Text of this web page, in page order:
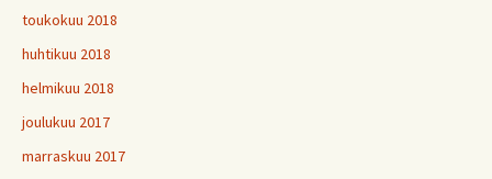
toukokuu 2018
huhtikuu 2018
helmikuu 2018
joulukuu 2017
marraskuu 2017